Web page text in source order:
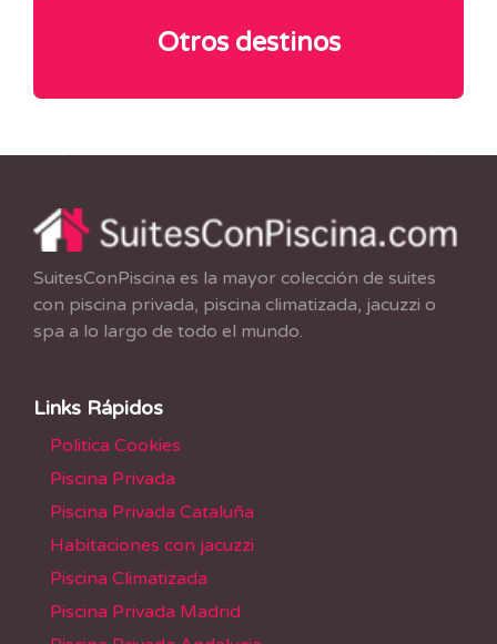
Otros destinos
SuitesConPiscina es la mayor colección de suites
con piscina privada, piscina climatizada, jacuzzi o
spa a lo largo de todo el mundo.
Links Rápidos
Politica Cookies
Piscina Privada
Piscina Privada Cataluña
Habitaciones con jacuzzi
Piscina Climatizada
Piscina Privada Madrid